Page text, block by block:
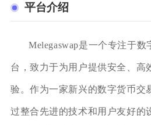
平台介绍
Melegaswap是一个专注于
台，致力于为用户提供安全、高
验。作为一家新兴的数字货币交
过整合先进的技术和用户友好的